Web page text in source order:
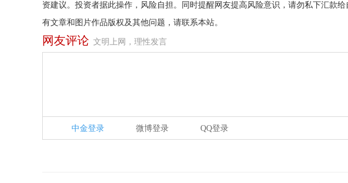
资建议。投资者据此操作，风险自担。同时提醒网友提高风险意识，请勿私下汇款
有文章和图片作品版权及其他问题，请联系本站。
网友评论 文明上网，理性发言
中金登录 微博登录 QQ登录